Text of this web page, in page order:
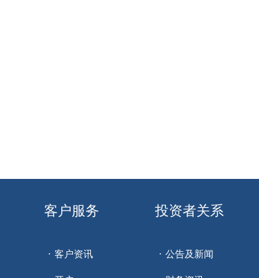
客户服务
客户资讯
投资者关系
公告及新闻